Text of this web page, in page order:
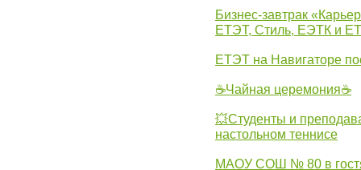
Бизнес-завтрак
ЕТЭТ, Стиль, ЕЭТК и
ЕТЭТ на Навигаторе
☕Чайная церемония☕
💥Студенты и
настольном теннисе
МАОУ СОШ № 80 в